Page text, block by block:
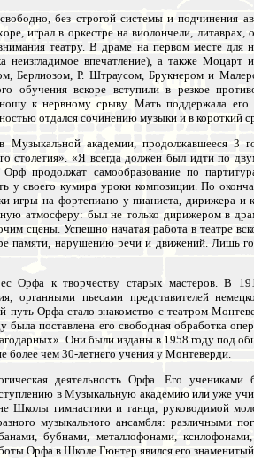
без строгой системы и подчинения
играл в оркестре на виолончели,
театру. В драме на первом месте
неизгладимое впечатление), а также
Берлиозом, Р. Штраусом, Брукнером и
обучения вскоре вступили в резкое
к нервному срыву. Мать поддержала
отдался сочинению музыки и в короткий
в Музыкальной академии, продолжавшееся
столетия». «Я всегда должен был идти по
Орф продолжат самообразование по
у своего кумира уроки композиции. По
игры на фортепиано у пианиста, дирижера и
атмосферу: был не только дирижером в
сцены. Успешно начатая работа в театре
памяти, нарушению речи и движений. Лишь
Орфа к творчеству старых мастеров. В
органными пьесами представителей
Орфа стало знакомство с театром
была поставлена его свободная обработка
Они были изданы в 1958 году под
более чем 30-летнего учения у Монтеверди.
деятельность Орфа. Его
в Музыкальную академию или уже
Школы гимнастики и танца, руководимой
музыкального ансамбля: различными
бубнами, металлофонами,
Орфа в Школе Гюнтер явился его